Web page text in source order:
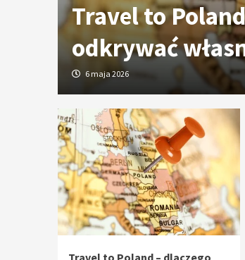
Travel to
odkrywać
6 maja 2026
Travel to Poland – dlaczego